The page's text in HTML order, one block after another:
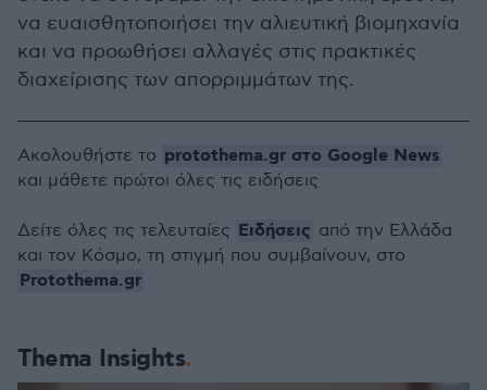
να ευαισθητοποιήσει την αλιευτική βιομηχανία
και να προωθήσει αλλαγές στις πρακτικές
διαχείρισης των απορριμμάτων της.
Thema Insights
Ακολουθήστε το protothema.gr στο Google News
και μάθετε πρώτοι όλες τις ειδήσεις
Δείτε όλες τις τελευταίες Ειδήσεις από την Ελλάδα
και τον Κόσμο, τη στιγμή που συμβαίνουν, στο
Protothema.gr